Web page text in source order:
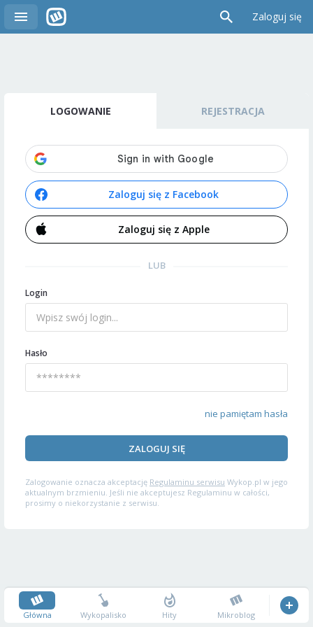
Zaloguj się
LOGOWANIE REJESTRACJA
Zaloguj się z Facebook
Zaloguj się z Apple
LUB
Login
Hasło
nie pamiętam hasła
ZALOGUJ SIĘ
Zalogowanie oznacza akceptację Regulaminu serwisu Wykop.pl w jego
aktualnym brzmieniu. Jeśli nie akceptujesz Regulaminu w całości,
prosimy o niekorzystanie z serwisu.
Główna Wykopalisko Hity Mikroblog